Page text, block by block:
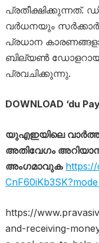
പ്രതീക്ഷിക്കുന്നത്.
വർധനയും
പ്രധാന
ബില്യൺ ഡോളറായി
പ്രവചിക്കുന്നു.
DOWNLOAD ‘du
യുഎഇയിലെ
അതിവേഗം
അംഗമാവുക
https://
and-receiving-